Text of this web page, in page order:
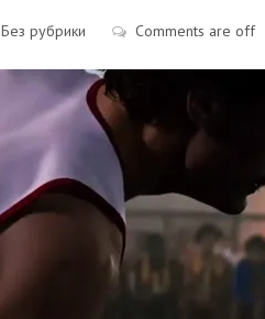
Без рубрики Comments are off